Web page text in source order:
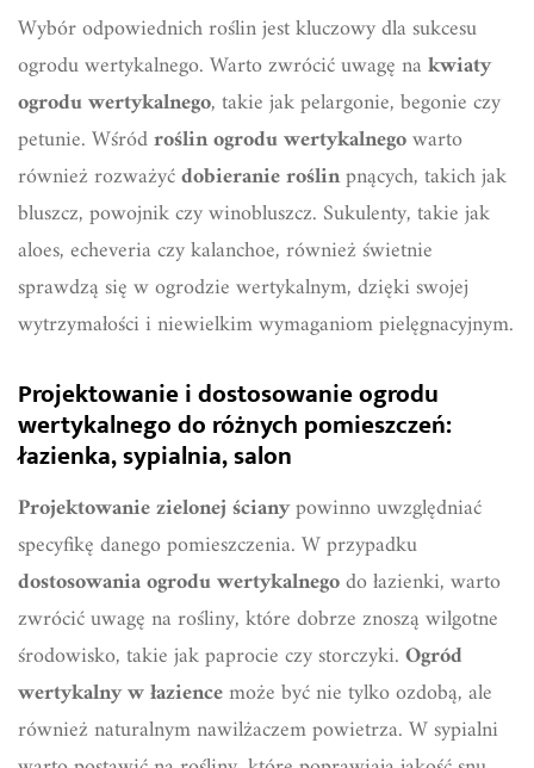
Wybór odpowiednich roślin jest kluczowy dla sukcesu
ogrodu wertykalnego. Warto zwrócić uwagę nakwiaty
ogrodu wertykalnego, takie jak pelargonie, begonie czy
petunie. Wśródroślin ogrodu wertykalnegowarto
również rozważyćdobieranie roślinpnących, takich jak
bluszcz, powojnik czy winobluszcz. Sukulenty, takie jak
aloes, echeveria czy kalanchoe, również świetnie
sprawdzą się w ogrodzie wertykalnym, dzięki swojej
wytrzymałości i niewielkim wymaganiom pielęgnacyjnym.
Projektowanie i dostosowanie ogrodu
wertykalnego do różnych pomieszczeń:
łazienka, sypialnia, salon
Projektowanie zielonej ścianypowinno uwzględniać
specyfikę danego pomieszczenia. W przypadku
dostosowania ogrodu wertykalnegodo łazienki, warto
zwrócić uwagę na rośliny, które dobrze znoszą wilgotne
środowisko, takie jak paprocie czy storczyki.Ogród
wertykalny w łaziencemoże być nie tylko ozdobą, ale
również naturalnym nawilżaczem powietrza. W sypialni